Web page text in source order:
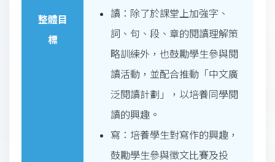
整體目
標
讀：除了於課堂上加強字、
詞、句、段、章的閱讀理解策
略訓練外，也鼓勵學生參與閱
讀活動，並配合推動「中文廣
泛閱讀計劃」，以培養同學閱
讀的興趣。
寫：培養學生對寫作的興趣，
鼓勵學生參與徵文比賽及投